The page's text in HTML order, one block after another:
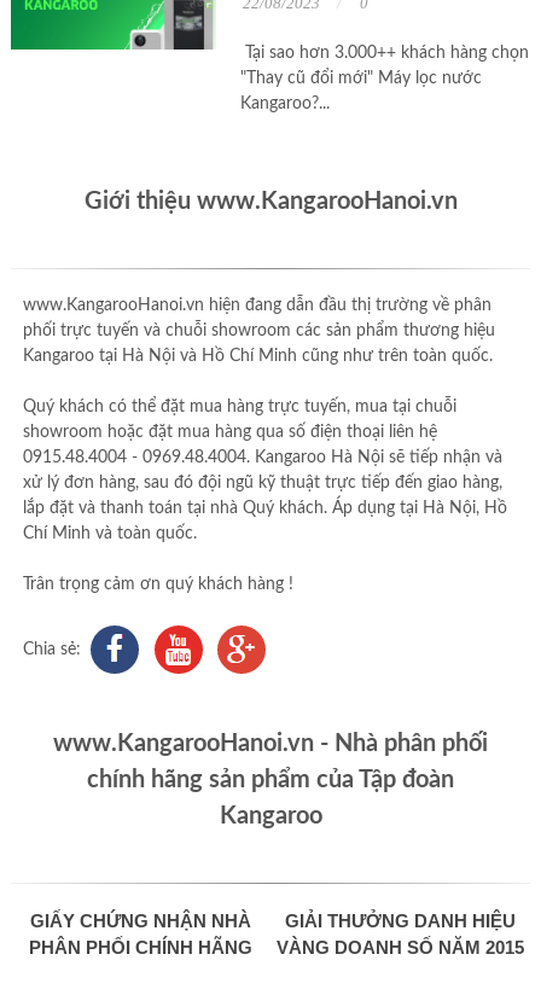
Tại sao hơn 3.000++ khách hàng chọn
"Thay cũ đổi mới" Máy lọc nước
Kangaroo?...
Giới thiệu www.KangarooHanoi.vn
www.KangarooHanoi.vn hiện đang dẫn đầu thị trường về phân
phối trực tuyến và chuỗi showroom các sản phẩm thương hiệu
Kangaroo tại Hà Nội và Hồ Chí Minh cũng như trên toàn quốc.
Quý khách có thể đặt mua hàng trực tuyến, mua tại chuỗi
showroom hoặc đặt mua hàng qua số điện thoại liên hệ
0915.48.4004 - 0969.48.4004. Kangaroo Hà Nội sẽ tiếp nhận và
xử lý đơn hàng, sau đó đội ngũ kỹ thuật trực tiếp đến giao hàng,
lắp đặt và thanh toán tại nhà Quý khách. Áp dụng tại Hà Nội, Hồ
Chí Minh và toàn quốc.
Trân trọng cảm ơn quý khách hàng !
Chia sẻ:
www.KangarooHanoi.vn - Nhà phân phối
chính hãng sản phẩm của Tập đoàn
Kangaroo
GIẤY CHỨNG NHẬN NHÀ
PHÂN PHỐI CHÍNH HÃNG
GIẢI THƯỞNG DANH HIỆU
VÀNG DOANH SỐ NĂM 2015